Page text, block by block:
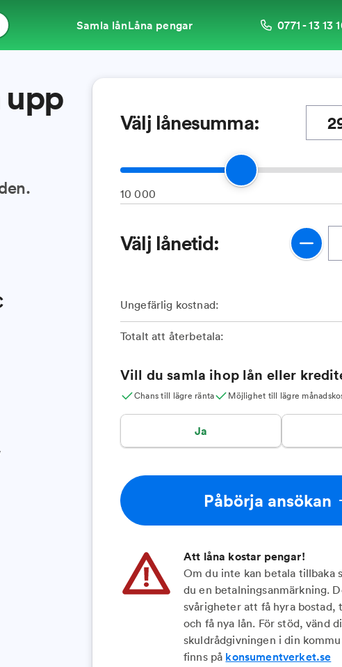
Samla lånLåna pengar 0771 - 13 13
Välj lånesumma:
10 000
Välj lånetid:
Ungefärlig kostnad:
Totalt att återbetala:
Vill du samla ihop lån eller
Chans till lägre ränta Möjlighet till lägre
Ja
Påbörja ansökan
Att låna kostar pengar!
Om du inte kan betala tillbaka
du en betalningsanmärkning.
svårigheter att få hyra bostad,
och få nya lån. För stöd, vänd
skuldrådgivningen i din
finns på konsumentverket.se